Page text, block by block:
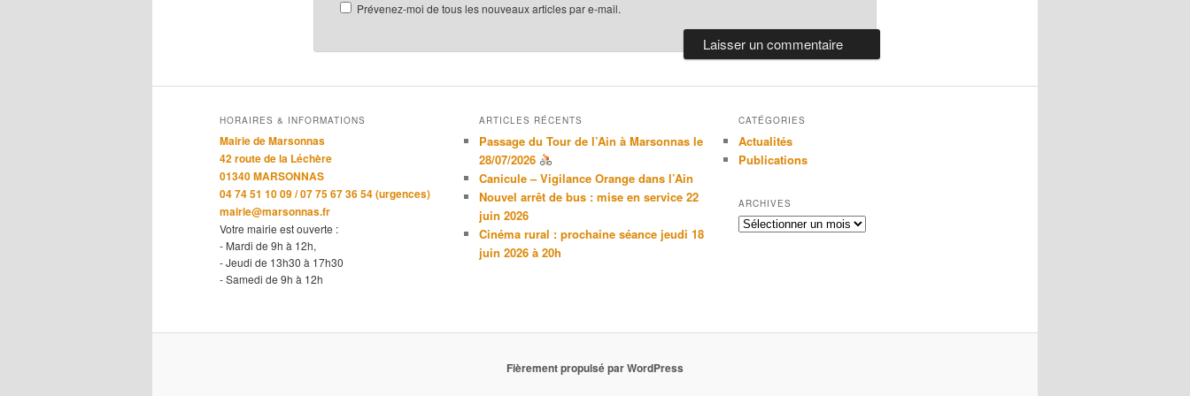
Prévenez-moi de tous les nouveaux articles par e-mail.
HORAIRES & INFORMATIONS
Mairie de Marsonnas
42 route de la Léchère
01340 MARSONNAS
04 74 51 10 09 / 07 75 67 36 54 (urgences)
mairie@marsonnas.fr
Votre mairie est ouverte :
- Mardi de 9h à 12h,
- Jeudi de 13h30 à 17h30
- Samedi de 9h à 12h
ARTICLES RÉCENTS
Passage du Tour de l’Ain à Marsonnas le
28/07/2026
Canicule – Vigilance Orange dans l’Ain
Nouvel arrêt de bus : mise en service 22
juin 2026
Cinéma rural : prochaine séance jeudi 18
juin 2026 à 20h
CATÉGORIES
Actualités
Publications
ARCHIVES
Archives
Fièrement propulsé par WordPress